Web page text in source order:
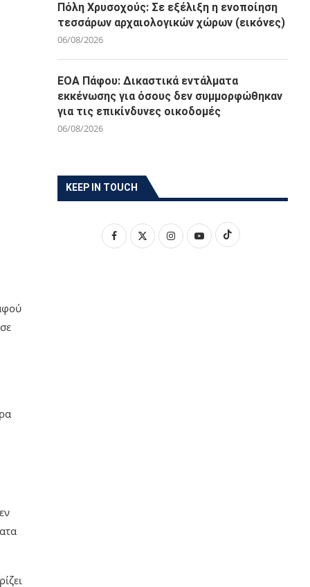
Πόλη Χρυσοχούς: Σε εξέλιξη η ενοποίηση
τεσσάρων αρχαιολογικών χώρων (εικόνες)
06/08/2026
ΕΟΑ Πάφου: Δικαστικά εντάλματα
εκκένωσης για όσους δεν συμμορφώθηκαν
για τις επικίνδυνες οικοδομές
06/08/2026
KEEP IN TOUCH